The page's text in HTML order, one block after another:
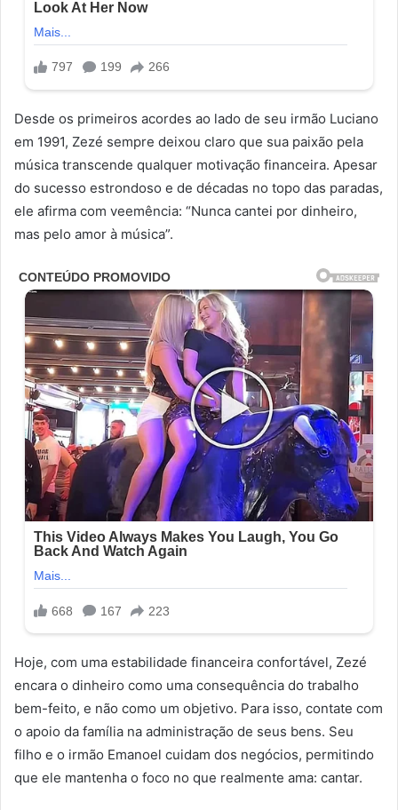
Desde os primeiros acordes ao lado de seu irmão Luciano
em 1991, Zezé sempre deixou claro que sua paixão pela
música transcende qualquer motivação financeira. Apesar
do sucesso estrondoso e de décadas no topo das paradas,
ele afirma com veemência: “Nunca cantei por dinheiro,
mas pelo amor à música”.
Hoje, com uma estabilidade financeira confortável, Zezé
encara o dinheiro como uma consequência do trabalho
bem-feito, e não como um objetivo. Para isso, contate com
o apoio da família na administração de seus bens. Seu
filho e o irmão Emanoel cuidam dos negócios, permitindo
que ele mantenha o foco no que realmente ama: cantar.